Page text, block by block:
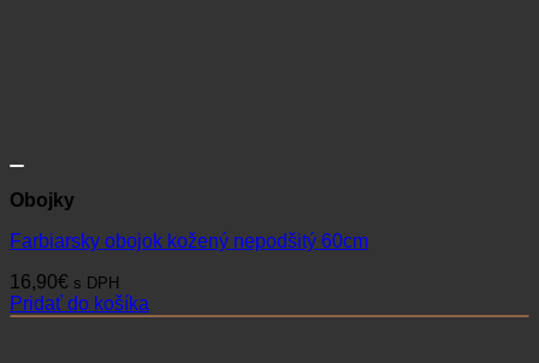
Obojky
Farbiarsky obojok kožený nepodšitý 60cm
16,90€ s DPH
Pridať do košíka